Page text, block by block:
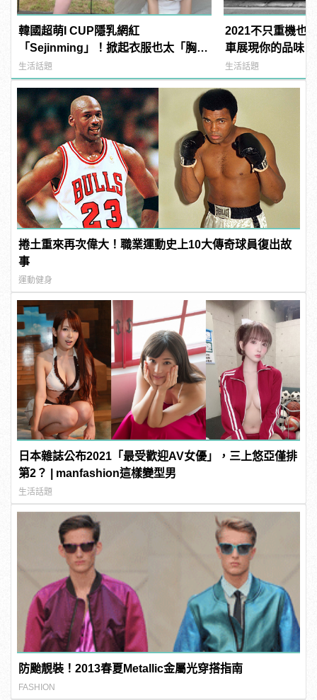
韓國超萌I CUP隱乳網紅
「Sejinming」！掀起衣服也太「胸」
了吧！ | manfashion這樣變型男
生活話題
2021不只重機也
車展現你的品味
生活話題
捲土重來再次偉大！職業運動史上10大傳奇球員復出故
事
運動健身
日本雜誌公布2021「最受歡迎AV女優」，三上悠亞僅排
第2？ | manfashion這樣變型男
生活話題
防颱靚裝！2013春夏Metallic金屬光穿搭指南
FASHION